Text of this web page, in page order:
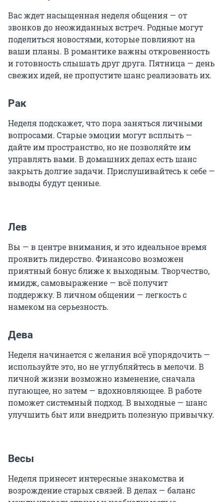
Вас ждет насыщенная неделя общения — от
звонков до неожиданных встреч. Родные могут
поделиться новостями, которые повлияют на
ваши планы. В романтике важны откровенность
и готовность слышать друг друга. Пятница — день
свежих идей, не пропустите шанс реализовать их.
Рак
Неделя подскажет, что пора заняться личными
вопросами. Старые эмоции могут всплыть —
дайте им пространство, но не позволяйте им
управлять вами. В домашних делах есть шанс
закрыть долгие задачи. Прислушивайтесь к себе —
выводы будут ценные.
Лев
Вы — в центре внимания, и это идеальное время
проявить лидерство. Финансово возможен
приятный бонус ближе к выходным. Творчество,
имидж, самовыражение — всё получит
поддержку. В личном общении — легкость с
намеком на серьезность.
Дева
Неделя начинается с желания всё упорядочить —
используйте это, но не углубляйтесь в мелочи. В
личной жизни возможно изменение, сначала
пугающее, но затем — вдохновляющее. В работе
поможет системный подход. В выходные — шанс
улучшить быт или внедрить полезную привычку.
Весы
Неделя принесет интересные знакомства и
возрождение старых связей. В делах — баланс